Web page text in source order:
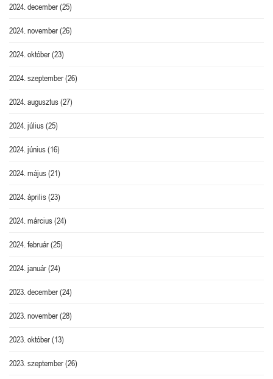
2024. december(25)
2024. november(26)
2024. október(23)
2024. szeptember(26)
2024. augusztus(27)
2024. július(25)
2024. június(16)
2024. május(21)
2024. április(23)
2024. március(24)
2024. február(25)
2024. január(24)
2023. december(24)
2023. november(28)
2023. október(13)
2023. szeptember(26)